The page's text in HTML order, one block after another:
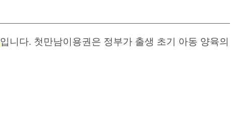
입니다. 첫만남이용권은 정부가 출생 초기 아동 양육의